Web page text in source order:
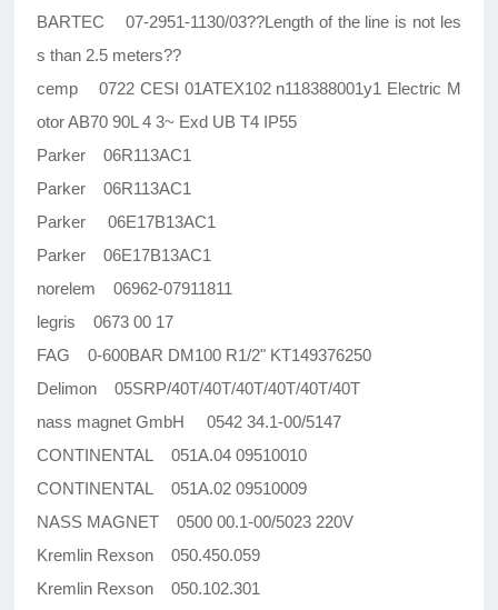
BARTEC 07-2951-1130/03??Length of the line is not les
s than 2.5 meters??
cemp 0722 CESI 01ATEX102 n118388001y1 Electric M
otor AB70 90L 4 3~ Exd UB T4 IP55
Parker 06R113AC1
Parker 06R113AC1
Parker 06E17B13AC1
Parker 06E17B13AC1
norelem 06962-07911811
legris 0673 00 17
FAG 0-600BAR DM100 R1/2" KT149376250
Delimon 05SRP/40T/40T/40T/40T/40T/40T
nass magnet GmbH 0542 34.1-00/5147
CONTINENTAL 051A.04 09510010
CONTINENTAL 051A.02 09510009
NASS MAGNET 0500 00.1-00/5023 220V
Kremlin Rexson 050.450.059
Kremlin Rexson 050.102.301